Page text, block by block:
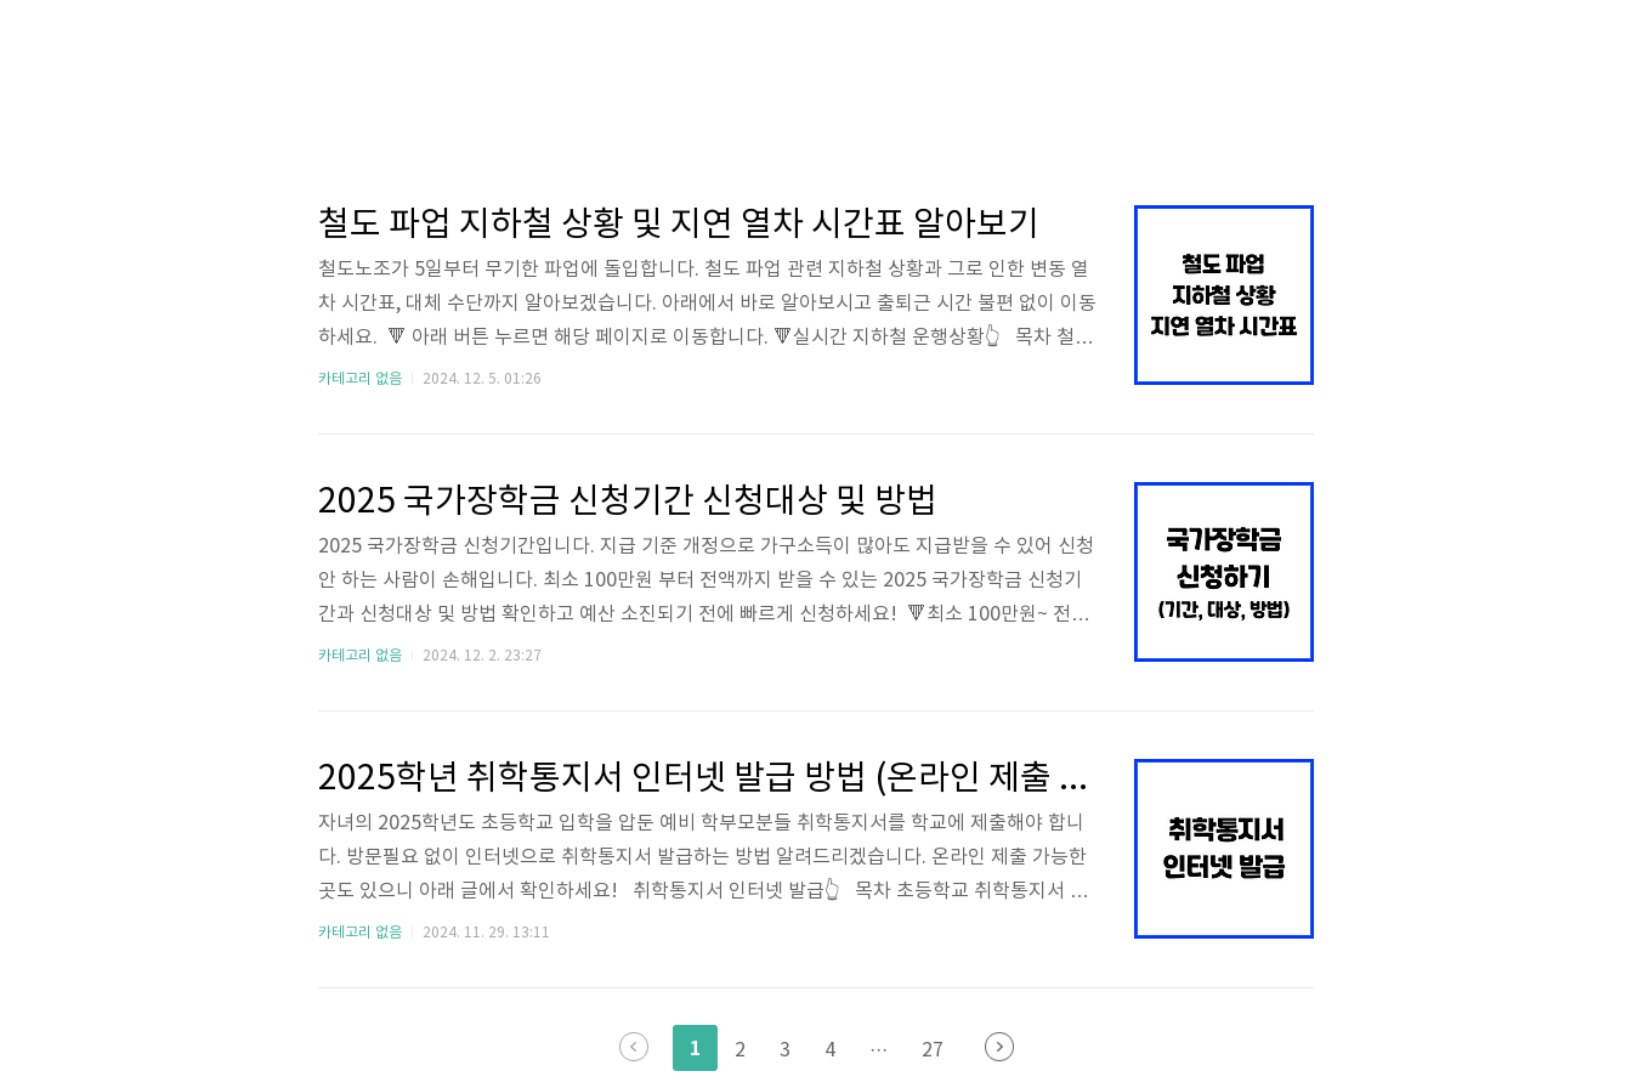
철도 파업 지하철 상황 및 지연 열차 시간표 알아보기
철도노조가 5일부터 무기한 파업에 돌입합니다. 철도 파업 관련 지하철 상황과 그로 인한 변동 열
차 시간표, 대체 수단까지 알아보겠습니다. 아래에서 바로 알아보시고 출퇴근 시간 불편 없이 이동
하세요. 🔻 아래 버튼 누르면 해당 페이지로 이동합니다. 🔻실시간 지하철 운행상황👆 목차 철도
파업 지하철철도 노조와 서울 교통공사 노조 파업으로 지하철 1호선 ~ 8호선이 영향을 받을 예정
화할 예정인데요. 다양한 대체 수단..
카테고리 없음 2024. 12. 5. 01:26
2025 국가장학금 신청기간 신청대상 및 방법
2025 국가장학금 신청기간입니다. 지급 기준 개정으로 가구소득이 많아도 지급받을 수 있어 신청
안 하는 사람이 손해입니다. 최소 100만원 부터 전액까지 받을 수 있는 2025 국가장학금 신청기
간과 신청대상 및 방법 확인하고 예산 소진되기 전에 빠르게 신청하세요! 🔻최소 100만원~ 전액
지원🔻국가장학금 신청 바로가기👆 목차 2025 국가장학금 신청기간2025 국가장학금 1차 신청
카테고리 없음 2024. 12. 2. 23:27
2025학년 취학통지서 인터넷 발급 방법 (온라인 제출 가능!)
자녀의 2025학년도 초등학교 입학을 압둔 예비 학부모분들 취학통지서를 학교에 제출해야 합니
다. 방문필요 없이 인터넷으로 취학통지서 발급하는 방법 알려드리겠습니다. 온라인 제출 가능한
곳도 있으니 아래 글에서 확인하세요! 취학통지서 인터넷 발급👆 목차 초등학교 취학통지서 인
터넷 발급 방법(전국)초등학교 취학통지서 인터넷 발급 방법 알아보겠습니다. 정부 24에서 발급
기로 즉시 발급 받으세요! 정부 24 취학통지서 발급👆 인편 혹은 우편으로 받은 취학통지서 분
실 시에도 인터넷으로 재발급 받을 수 있습니다. ..
카테고리 없음 2024. 11. 29. 13:11
1 2 3 4 ··· 27